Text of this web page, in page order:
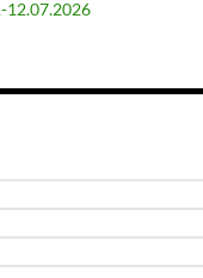
12.07.2026